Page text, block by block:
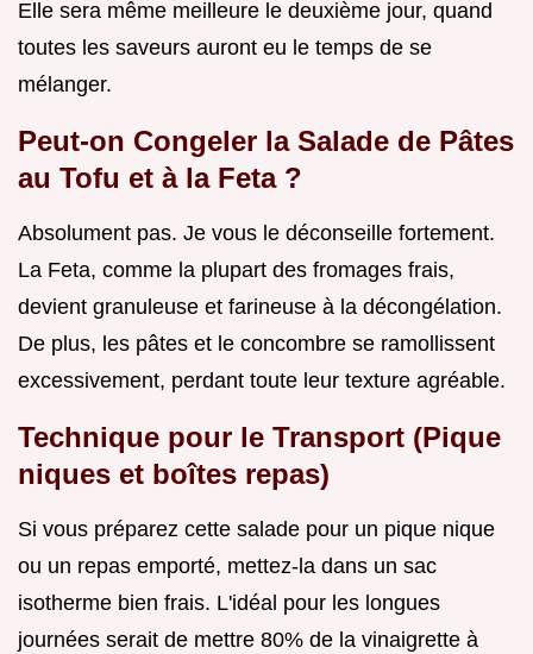
Elle sera même meilleure le deuxième jour, quand
toutes les saveurs auront eu le temps de se
mélanger.
Peut-on Congeler la Salade de Pâtes
au Tofu et à la Feta ?
Absolument pas. Je vous le déconseille fortement.
La Feta, comme la plupart des fromages frais,
devient granuleuse et farineuse à la décongélation.
De plus, les pâtes et le concombre se ramollissent
excessivement, perdant toute leur texture agréable.
Technique pour le Transport (Pique
niques et boîtes repas)
Si vous préparez cette salade pour un pique nique
ou un repas emporté, mettez-la dans un sac
isotherme bien frais. L'idéal pour les longues
journées serait de mettre 80% de la vinaigrette à